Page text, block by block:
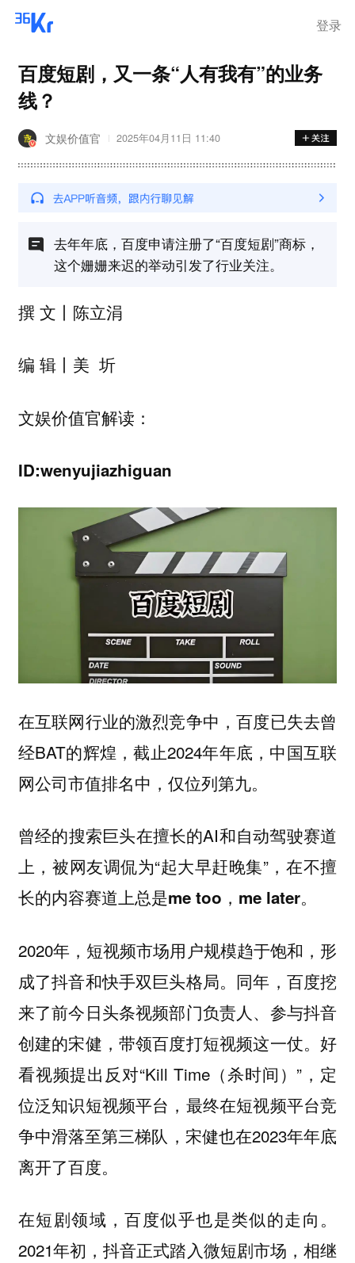
登录
百度短剧，又一条“人有我有”的业务
线？
文娱价值官 2025年04月11日 11:40
去年年底，百度申请注册了“百度短剧”商标，
这个姗姗来迟的举动引发了行业关注。
撰 文丨陈立涓
编 辑丨美 圻
文娱价值官解读：
ID:wenyujiazhiguan
在互联网行业的激烈竞争中，百度已失去曾
经BAT的辉煌，截止2024年年底，中国互联
网公司市值排名中，仅位列第九。
曾经的搜索巨头在擅长的AI和自动驾驶赛道
上，被网友调侃为“起大早赶晚集”， 在不擅
长的内容赛道上总是me too，me later。
2020年，短视频市场用户规模趋于饱和，形
成了抖音和快手双巨头格局。同年，百度挖
来了前今日头条视频部门负责人、参与抖音
创建的宋健，带领百度打短视频这一仗。好
看视频提出反对“Kill Time（杀时间）”，定
位泛知识短视频平台，最终在短视频平台竞
争中滑落至第三梯队，宋健也在2023年年底
离开了百度。
在短剧领域，百度似乎也是类似的走向。
2021年初，抖音正式踏入微短剧市场，相继